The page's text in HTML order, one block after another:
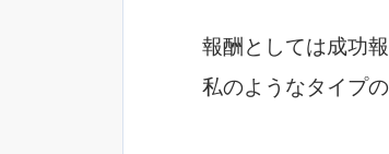
報酬としては成功
私のようなタイプ